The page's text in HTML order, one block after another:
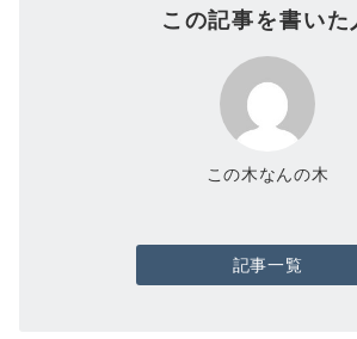
この記事を書いた
この木なんの木
記事一覧